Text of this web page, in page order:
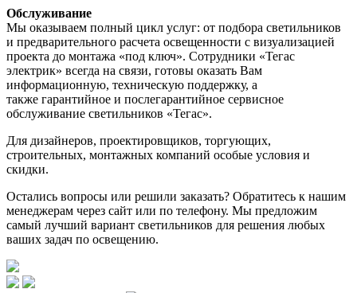
Обслуживание
Мы оказываем полный цикл услуг: от подбора светильников
и предварительного расчета освещенности с визуализацией
проекта до монтажа «под ключ». Сотрудники «Тегас
электрик» всегда на связи, готовы оказать Вам
информационную, техническую поддержку, а
также гарантийное и послегарантийное сервисное
обслуживание светильников «Тегас».
Для дизайнеров, проектировщиков, торгующих,
строительных, монтажных компаний особые условия и
скидки.
Остались вопросы или решили заказать? Обратитесь к нашим
менеджерам через сайт или по телефону. Мы предложим
самый лучший вариант светильников для решения любых
ваших задач по освещению.